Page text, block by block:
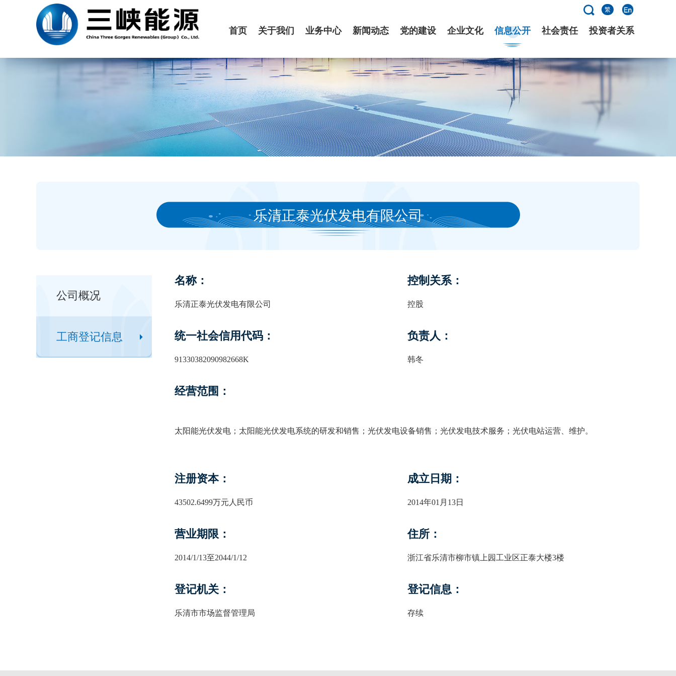
繁
首页 关于我们 业务中心 新闻动态 党的建设 企业文化 信息公开 社会责任 投资者关系
乐清正泰光伏发电有限公司
公司概况
工商登记信息
名称：
乐清正泰光伏发电有限公司
控制关系：
控股
统一社会信用代码：
91330382090982668K
负责人：
韩冬
经营范围：
太阳能光伏发电；太阳能光伏发电系统的研发和销售；光伏发电设备销售；光伏发电技术服务；光伏电站运营、维护。
注册资本：
43502.6499万元人民币
成立日期：
2014年01月13日
营业期限：
2014/1/13至2044/1/12
住所：
浙江省乐清市柳市镇上园工业区正泰大楼3楼
登记机关：
乐清市市场监督管理局
登记信息：
存续